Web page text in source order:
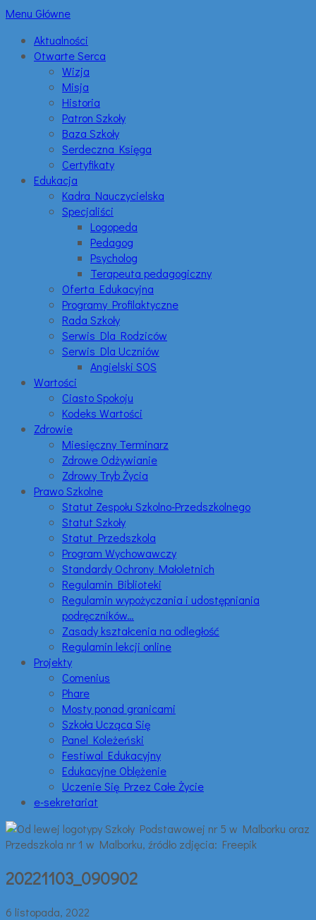
Menu Główne
Aktualności
Otwarte Serca
Wizja
Misja
Historia
Patron Szkoły
Baza Szkoły
Serdeczna Księga
Certyfikaty
Edukacja
Kadra Nauczycielska
Specjaliści
Logopeda
Pedagog
Psycholog
Terapeuta pedagogiczny
Oferta Edukacyjna
Programy Profilaktyczne
Rada Szkoły
Serwis Dla Rodziców
Serwis Dla Uczniów
Angielski SOS
Wartości
Ciasto Spokoju
Kodeks Wartości
Zdrowie
Miesięczny Terminarz
Zdrowe Odżywianie
Zdrowy Tryb Życia
Prawo Szkolne
Statut Zespołu Szkolno-Przedszkolnego
Statut Szkoły
Statut Przedszkola
Program Wychowawczy
Standardy Ochrony Małoletnich
Regulamin Biblioteki
Regulamin wypożyczania i udostępniania
podręczników…
Zasady kształcenia na odległość
Regulamin lekcji online
Projekty
Comenius
Phare
Mosty ponad granicami
Szkoła Ucząca Się
Panel Koleżeński
Festiwal Edukacyjny
Edukacyjne Oblężenie
Uczenie Się Przez Całe Życie
e-sekretariat
20221103_090902
6 listopada, 2022